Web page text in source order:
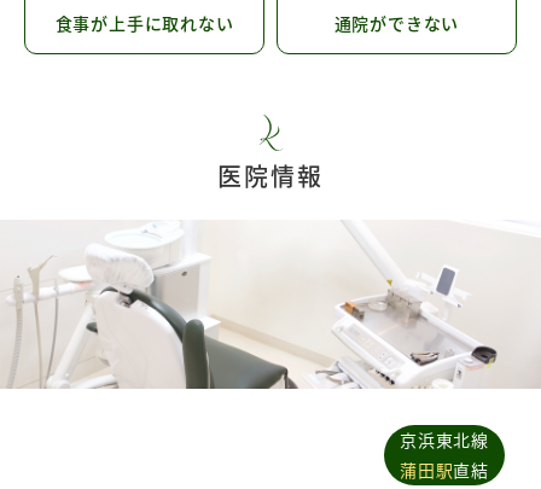
食事が上手に取れない 通院ができない
医院情報
京浜東北線
蒲田駅直結